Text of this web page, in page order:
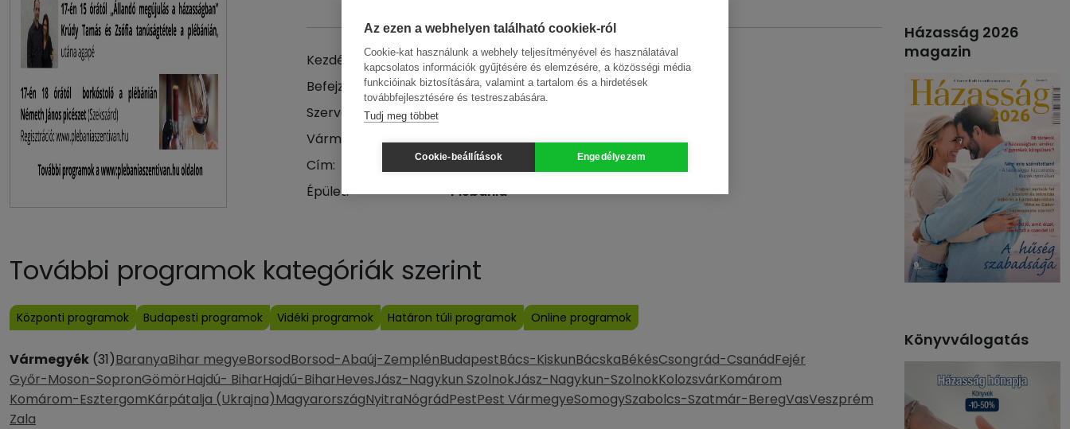
Kezdés időpontja:
2024. február 15., 18:00
Befejzés időpontja:
2024. február 15., 19:30
Szervező:
Vármegye:
Pest
Cím:
2084 Pilisszentiván, Szabadság út 89.
Épület:
Plébánia
További programok kategóriák szerint
Központi programok Budapesti programok Vidéki programok Határon túli programok Online programok
Vármegyék (31)BaranyaBihar megyeBorsodBorsod-Abaúj-ZemplénBudapestBács-KiskunBácskaBékésCsongrád-CsanádFejér
Győr-Moson-SopronGömörHajdú- BiharHajdú-BiharHevesJász-Nagykun SzolnokJász-Nagykun-SzolnokKolozsvárKomárom
Komárom-EsztergomKárpátalja (Ukrajna)MagyarországNyitraNógrádPestPest VármegyeSomogySzabolcs-Szatmár-BeregVasVeszprém
Zala
Házasság 2026
magazin
Könyvválogatás
Az ezen a webhelyen található cookiek-ról
Cookie-kat használunk a webhely teljesítményével és használatával
kapcsolatos információk gyűjtésére és elemzésére, a közösségi média
funkcióinak biztosítására, valamint a tartalom és a hirdetések
továbbfejlesztésére és testreszabására.
Tudj meg többet
Cookie-beállítások Engedélyezem